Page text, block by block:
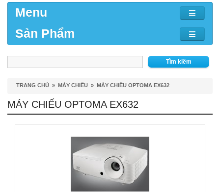
Menu
Sản Phẩm
Tìm kiếm
TRANG CHỦ » MÁY CHIẾU » MÁY CHIẾU OPTOMA EX632
MÁY CHIẾU OPTOMA EX632